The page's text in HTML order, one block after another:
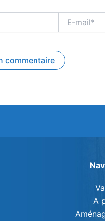
mail*
A